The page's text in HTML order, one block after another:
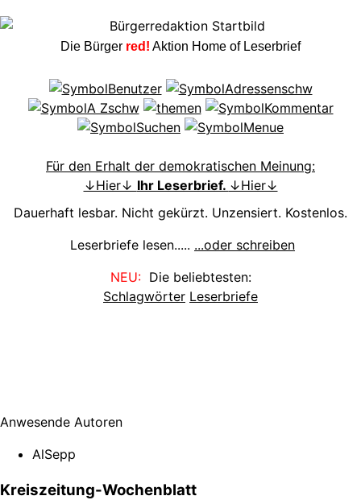
Die Bürger red! Aktion Home of Leserbrief
Für den Erhalt der demokratischen Meinung:
↓Hier↓ Ihr Leserbrief. ↓Hier↓
Dauerhaft lesbar. Nicht gekürzt. Unzensiert. Kostenlos.
Leserbriefe lesen..... ...oder schreiben
NEU:Die beliebtesten:
Schlagwörter Leserbriefe
Anwesende Autoren
AlSepp
Kreiszeitung-Wochenblatt